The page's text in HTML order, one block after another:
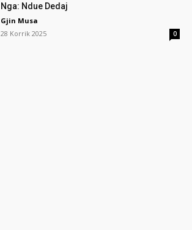
Nga: Ndue Dedaj
Gjin Musa
28 Korrik 2025
0